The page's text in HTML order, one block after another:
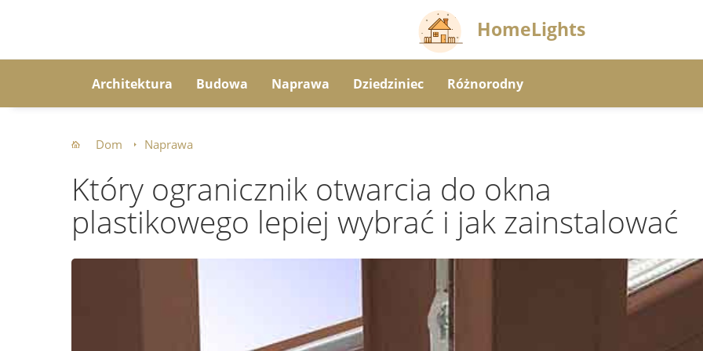
HomeLights
Architektura Budowa Naprawa Dziedziniec Różnorodny
Dom Naprawa
Który ogranicznik otwarcia do okna
plastikowego lepiej wybrać i jak zainstalować